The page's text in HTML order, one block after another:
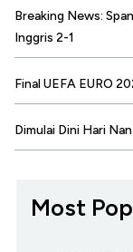
Breaking News:
Inggris 2-1
Final UEFA EURO
Dimulai Dini Hari
Most